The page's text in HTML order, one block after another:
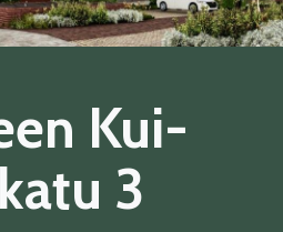
Kui­
3